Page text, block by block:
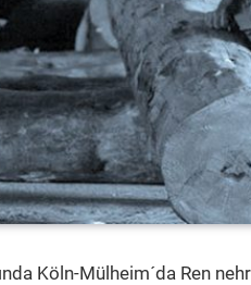
Köln-Mülheim´da Ren